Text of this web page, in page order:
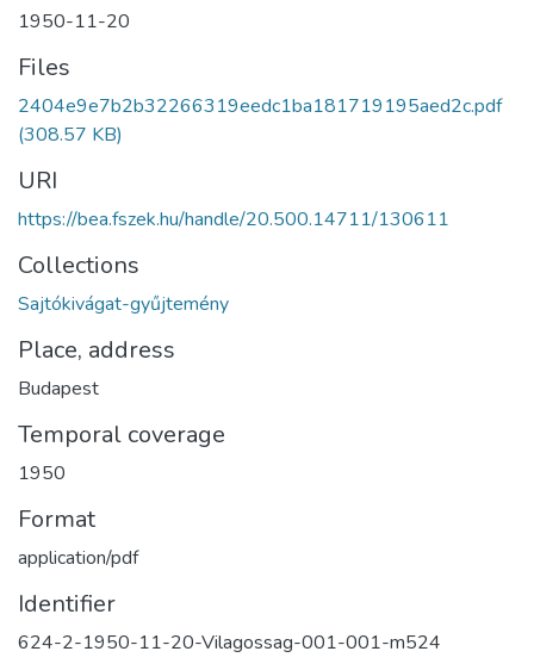
1950-11-20
Files
2404e9e7b2b32266319eedc1ba181719195aed2c.pdf
(308.57 KB)
URI
https://bea.fszek.hu/handle/20.500.14711/130611
Collections
Sajtókivágat-gyűjtemény
Place, address
Budapest
Temporal coverage
1950
Format
application/pdf
Identifier
624-2-1950-11-20-Vilagossag-001-001-m524